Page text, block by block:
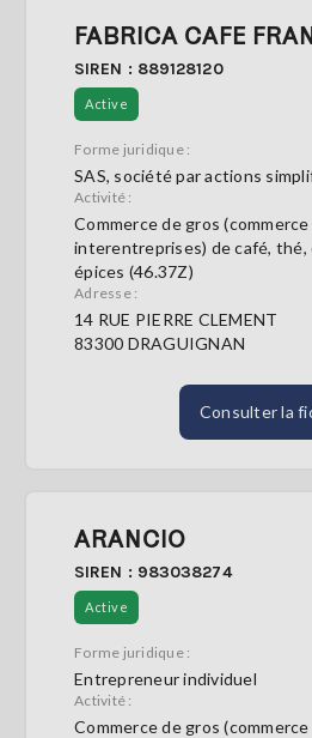
FABRICA CAFE
SIREN : 889128120
Active
Forme juridique :
SAS, société par actions
Activité :
Commerce de gros (commerce
interentreprises) de café, thé,
épices (46.37Z)
Adresse :
14 RUE PIERRE CLEMENT
83300 DRAGUIGNAN
Consulter la
ARANCIO
SIREN : 983038274
Active
Forme juridique :
Entrepreneur individuel
Activité :
Commerce de gros (commerce